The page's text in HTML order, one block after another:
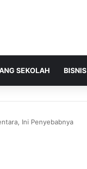
SEKOLAH BISNIS
Ini Penyebabnya